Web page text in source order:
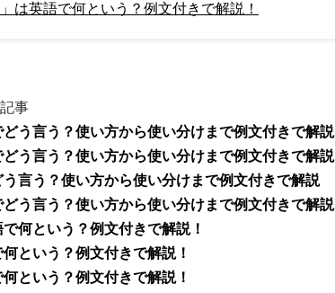
」は英語で何という？例文付きで解説！
事
う言う？使い方から使い分けまで例文付きで解説
う言う？使い方から使い分けまで例文付きで解説
言う？使い方から使い分けまで例文付きで解説
う言う？使い方から使い分けまで例文付きで解説
で何という？例文付きで解説！
何という？例文付きで解説！
何という？例文付きで解説！